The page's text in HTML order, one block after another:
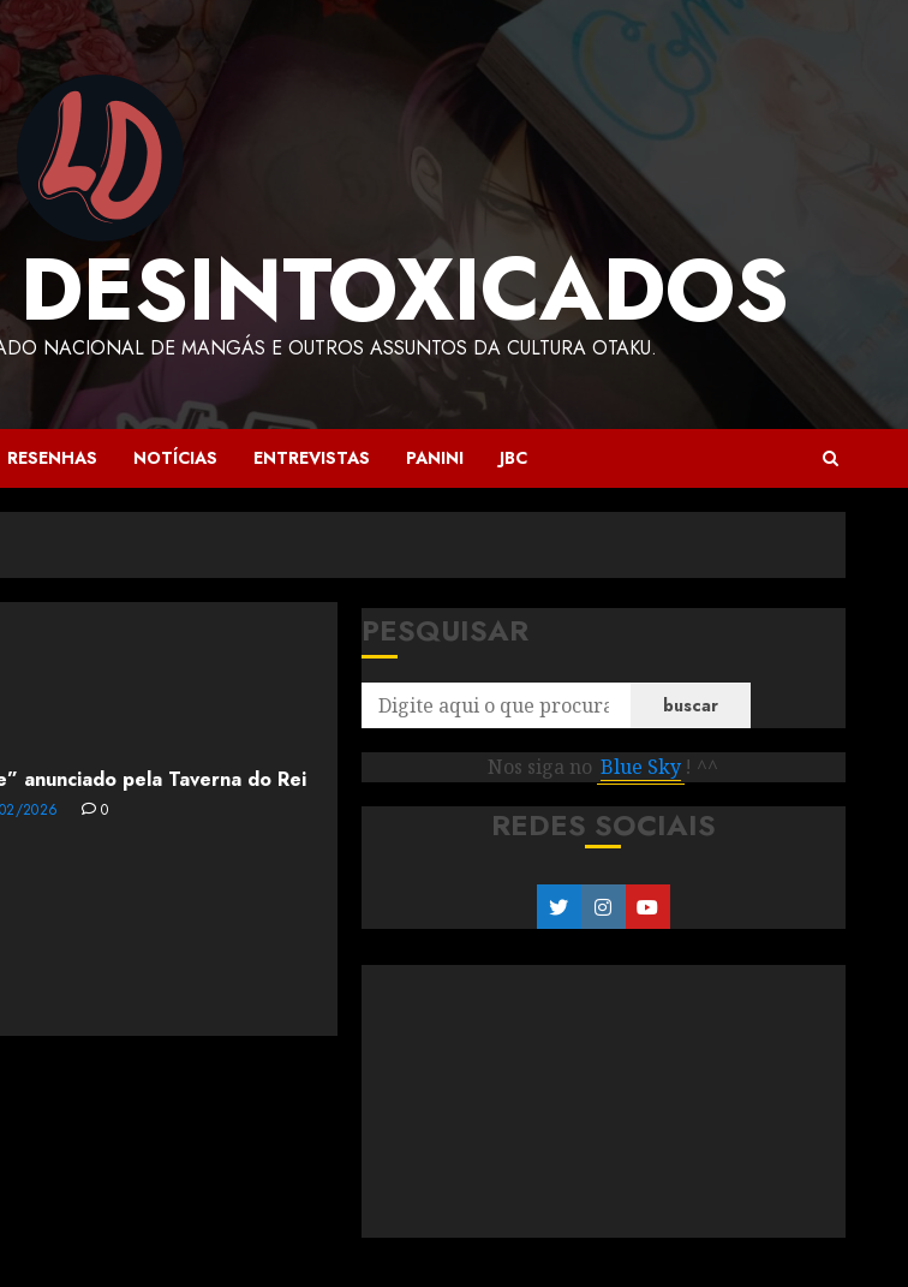
NACIONAL DE MANGÁS E OUTROS ASSUNTOS DA CULTURA OTAKU.
RESENHAS NOTÍCIAS ENTREVISTAS PANINI JBC
anunciado pela Taverna do Rei
2026 0
PESQUISAR
buscar
Nos siga no Blue Sky ! ^^
REDES SOCIAIS